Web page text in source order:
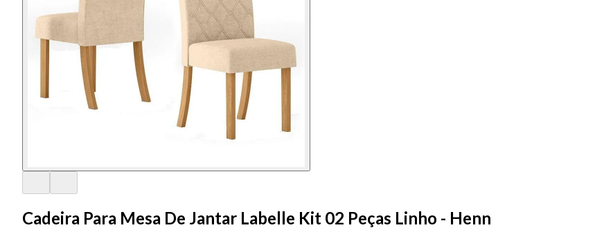
Cadeira Para Mesa De Jantar Labelle Kit 02 Peças Linho - Henn